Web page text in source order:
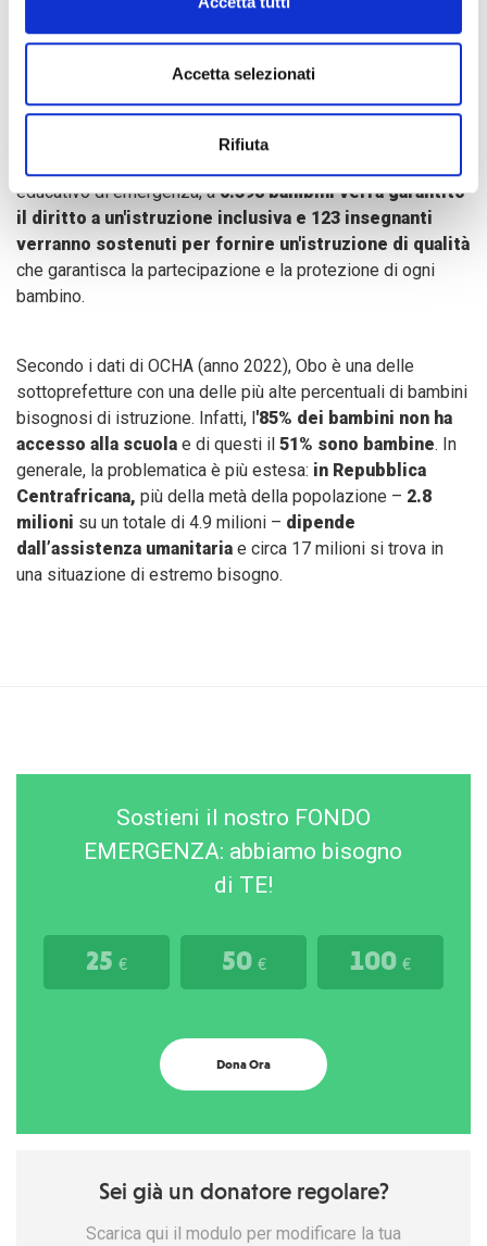
Accetta selezionati
Rifiuta
nell'ambito di questo progetto, sostiene il sistema
educativo della regione Haut-Mbomou, in particolare nelle
educativo di emergenza, a6.398 bambini verrà garantito
il diritto a un'istruzione inclusiva e 123 insegnanti
verranno sostenuti per fornire un'istruzione di qualità
che garantisca la partecipazione e la protezione di ogni
bambino.
Secondo i dati di OCHA (anno 2022), Obo è una delle
sottoprefetture con una delle più alte percentuali di bambini
bisognosi di istruzione. Infatti, l '85% dei bambini non ha
accesso alla scuola e di questi il 51% sono bambine. In
generale, la problematica è più estesa: in Repubblica
Centrafricana, più della metà della popolazione – 2.8
milioni su un totale di 4.9 milioni – dipende
dall’assistenza umanitaria e circa 17 milioni si trova in
una situazione di estremo bisogno.
Sostieni il nostro FONDO
EMERGENZA: abbiamo bisogno
di TE!
25 € 50 € 100 €
Dona Ora
Sei già un donatore regolare?
Scarica qui il modulo per modificare la tua